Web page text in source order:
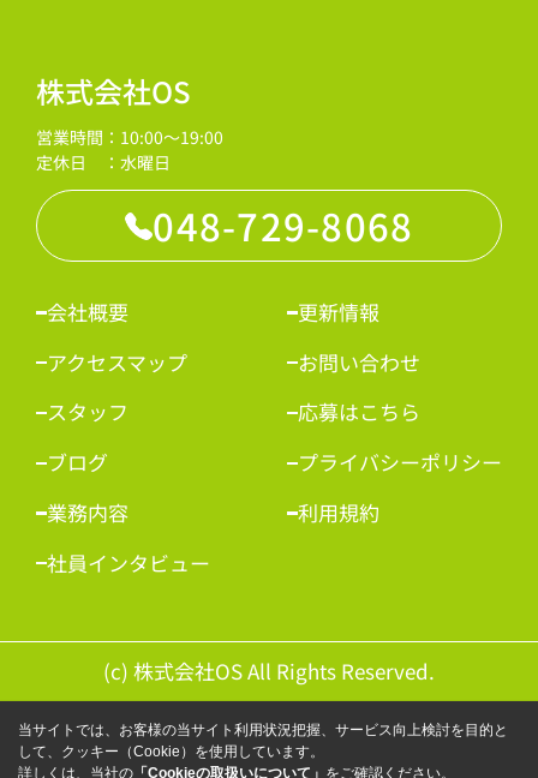
株式会社OS
営業時間：10:00～19:00
定休日 ：水曜日
048-729-8068
会社概要
アクセスマップ
スタッフ
ブログ
業務内容
社員インタビュー
更新情報
お問い合わせ
応募はこちら
プライバシーポリシー
利用規約
(c) 株式会社OS All Rights Reserved.
当サイトでは、お客様の当サイト利用状況把握、サービス向上検討を目的と
して、クッキー（Cookie）を使用しています。
詳しくは、当社の 「Cookieの取扱いについて」 をご確認ください。